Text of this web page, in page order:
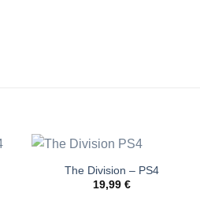
The Division – PS4
19,99 €